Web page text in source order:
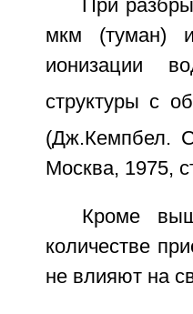
При
мкм (туман)
ионизации
структуры с
(Дж.Кемпбел.
Москва, 1975,
Кроме
количестве
не влияют на